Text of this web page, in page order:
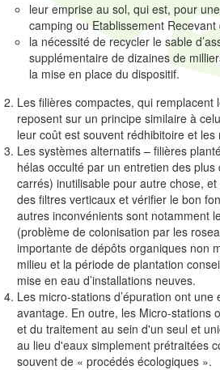
leur emprise au sol, qui est, pour
camping ou Etablissement
la nécessité de recycler le sable
supplémentaire de dizaines de
la mise en place du dispositif.
Les filières compactes, qui
reposent sur un principe similaire à
leur coût est souvent rédhibitoire et
Les systèmes alternatifs – filières
hélas occulté par un entretien des
carrés) inutilisable pour autre chose,
des filtres verticaux et vérifier le bon
autres inconvénients sont notamment
(problème de colonisation par les
importante de dépôts organiques non
milieu et la période de plantation
mise en eau d’installations neuves.
Les micro-stations d’épuration ont
avantage. En outre, les Micro-stations
et du traitement au sein d'un seul et
au lieu d'eaux simplement prétraitées
souvent de « procédés écologiques ».